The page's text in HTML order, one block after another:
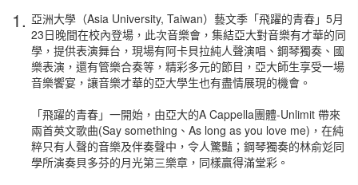
1. 亞洲大學（Asia University, Taiwan）藝文季「飛躍的青春」5月
23日晚間在校內登場，此次音樂會，集結亞大對音樂有才華的同
學，提供表演舞台，現場有阿卡貝拉純人聲演唱、鋼琴獨奏、國
樂表演，還有管樂合奏等，精彩多元的節目，亞大師生享受一場
音樂饗宴，讓音樂才華的亞大學生也有盡情展現的機會。
「飛躍的青春」一開始，由亞大的A Cappella團體-Unlimit 帶來
兩首英文歌曲(Say something、As long as you love me)，在純
粹只有人聲的音樂及伴奏聲中，令人驚豔；鋼琴獨奏的林俞彣同
學所演奏貝多芬的月光第三樂章，同樣贏得滿堂彩。